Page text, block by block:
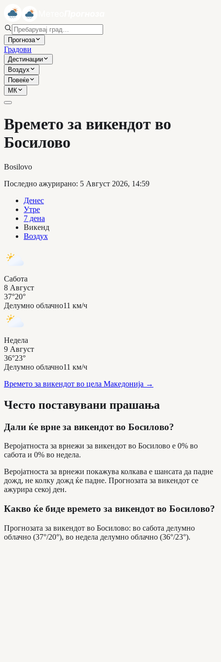
Прогноза
Градови
Дестинации
Воздух
Повеќе
МК
Времето за викендот во
Босилово
Bosilovo
Последно ажурирано: 5 Август 2026, 14:59
Денес
Утре
7 дена
Викенд
Воздух
Сабота
8 Август
37°20°
Делумно облачно11 км/ч
Недела
9 Август
36°23°
Делумно облачно11 км/ч
Времето за викендот во цела Македонија →
Често поставувани прашања
Дали ќе врне за викендот во Босилово?
Веројатноста за врнежи за викендот во Босилово е 0% во
сабота и 0% во недела.
Веројатноста за врнежи покажува колкава е шансата да падне
дожд, не колку дожд ќе падне. Прогнозата за викендот се
ажурира секој ден.
Какво ќе биде времето за викендот во Босилово?
Прогнозата за викендот во Босилово: во сабота делумно
облачно (37°/20°), во недела делумно облачно (36°/23°).